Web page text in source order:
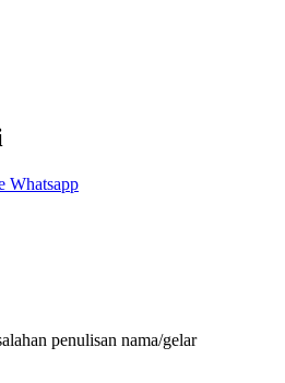
Whatsapp
penulisan nama/gelar